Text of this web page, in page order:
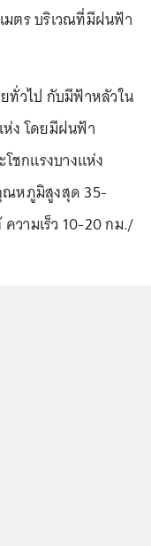
ตร บริเวณที่มีฝนฟ้า
ทั่วไป กับมีฟ้าหลัวใน
ง โดยมีฝนฟ้า
ชกแรงบางแห่ง
ณหภูมิสูงสุด 35-
วามเร็ว 10-20 กม./